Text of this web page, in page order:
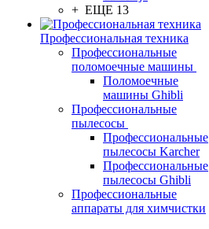
+ ЕЩЕ 13
Профессиональная техника
Профессиональные
поломоечные машины
Поломоечные
машины Ghibli
Профессиональные
пылесосы
Профессиональные
пылесосы Karcher
Профессиональные
пылесосы Ghibli
Профессиональные
аппараты для химчистки